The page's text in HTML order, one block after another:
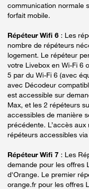
communication normale
forfait mobile.
Répéteur Wifi 6 : Les
nombre de répéteurs
logement. Le répéteur
votre Livebox en Wi-Fi 6
5 par du Wi-Fi 6 (avec
avec Décodeur
est accessible sur
Max, et les 2 répéteurs
accessibles de manière
précédente. L’accès
répéteurs accessibles
Répéteur Wifi 7 : Les
demande pour les offres
d'Orange. Le premier
orange.fr pour les offres